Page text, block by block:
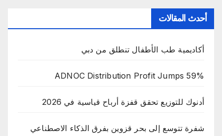
أحدث المقالات
أكاديمية طب الأطفال تنطلق من دبي
ADNOC Distribution Profit Jumps 59%
أدنوك للتوزيع تحقق قفزة أرباح قياسية في 2026
شفرة تتوسع إلى بحر قزوين بفرق الذكاء الاصطناعي